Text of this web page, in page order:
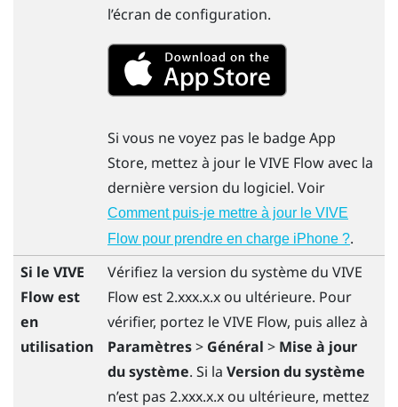
l’écran de configuration.
Si vous ne voyez pas le badgeApp
Store, mettez à jour leVIVE Flowavec la
dernière version du logiciel. Voir
Comment puis-je mettre à jour le VIVE
Flow pour prendre en charge iPhone ?.
Si le VIVE
Flowest
en
utilisation
Vérifiez la version du système du VIVE
Flow est 2.xxx.x.x ou ultérieure. Pour
vérifier, portez leVIVE Flow, puis allez à
Paramètres> Général > Mise à jour
du système. Si la Version du système
n’est pas 2.xxx.x.x ou ultérieure, mettez